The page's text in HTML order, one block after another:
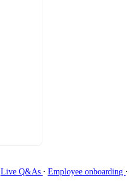
Live Q&As ∙ Employee onboarding ∙